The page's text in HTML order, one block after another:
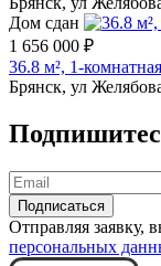
Дом сдан
1 656 000 ₽
36.8 м², 1-
Брянск, ул
Отправляя заявку,
персональных